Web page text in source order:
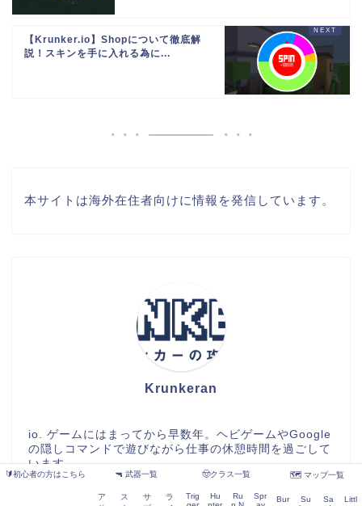
【Krunker.io】Shopについて徹底解
説！スキンを手に入れる為に...
本サイトは海外在住者向けに情報を発信しています。
Krunkeran
io. ゲームにはまってから早数年。ヘビゲームやGoogle
の隠しコマンドで遊びながら仕事の休憩時間を過ごして
います。
🔰初心者の方はこちら 🔫 武器一覧
ア
ス
サ
ラ
🤠クラス一覧
Trig
Hu
Ru
Spr
🗺️ マップ一覧
Bur
Su
Sa
Littl